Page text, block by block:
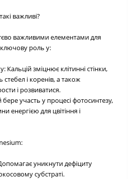
важливі?
важливими елементами для
ключову роль у:
Кальцій зміцнює клітинні стінки,
і коренів, а також
і розвиватися.
участь у процесі фотосинтезу,
енергією для цвітіння і
уникнути дефіциту
субстраті.